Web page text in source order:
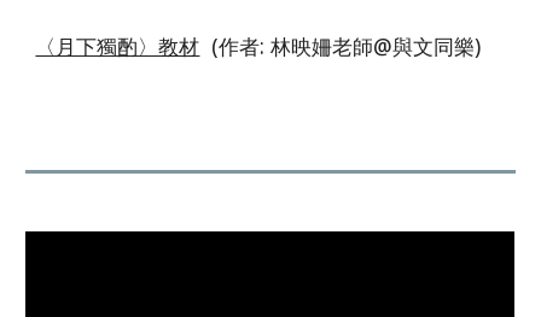
〈月下獨酌〉教材 (作者: 林映姍老師@與文同樂)